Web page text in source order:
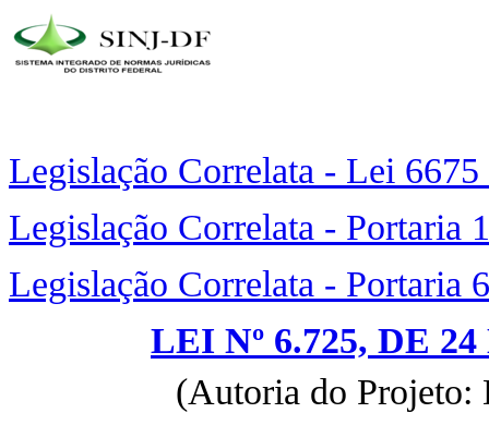
Legislação Correlata - Lei
Legislação Correlata - Portaria
Legislação Correlata - Portaria
LEI Nº 6.725, DE
(Autoria do Projeto: